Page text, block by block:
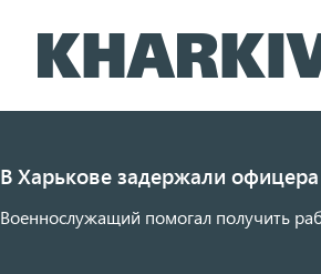
В Харькове задержали
Военнослужащий помогал получить